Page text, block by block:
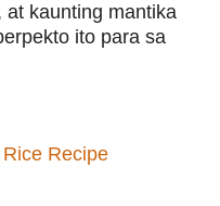
at kaunting mantika
ito para sa
Recipe